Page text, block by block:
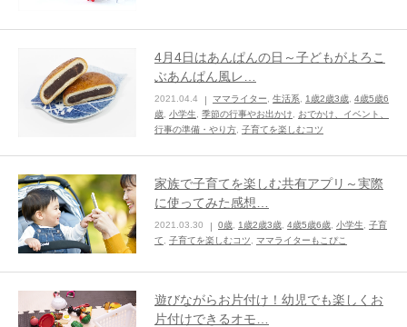
4月4日はあんぱんの日～子どもがよろこ
ぶあんぱん風レ…
2021.04.4 ママライター, 生活系, 1歳2歳3歳, 4歳5歳6
歳, 小学生, 季節の行事やお出かけ, おでかけ、イベント、
行事の準備・やり方, 子育てを楽しむコツ
家族で子育てを楽しむ共有アプリ～実際
に使ってみた感想…
2021.03.30 0歳, 1歳2歳3歳, 4歳5歳6歳, 小学生, 子育
て, 子育てを楽しむコツ, ママライターもこぴこ
遊びながらお片付け！幼児でも楽しくお
片付けできるオモ…